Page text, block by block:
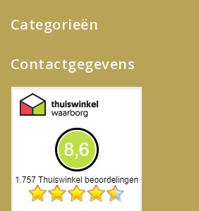
Categorieën
Contactgegevens